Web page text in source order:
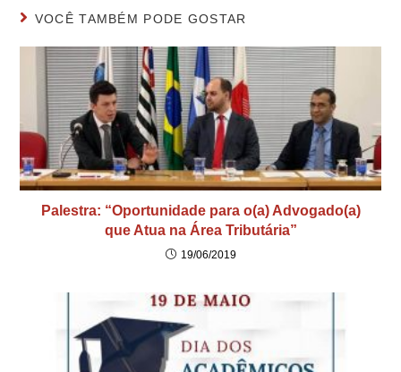
VOCÊ TAMBÉM PODE GOSTAR
Palestra: “Oportunidade para o(a) Advogado(a)
que Atua na Área Tributária”
19/06/2019